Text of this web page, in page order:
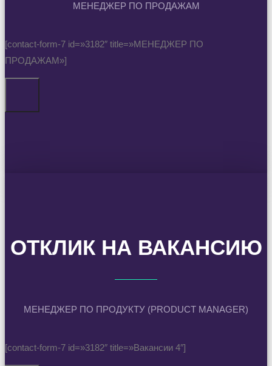
МЕНЕДЖЕР ПО ПРОДАЖАМ
[contact-form-7 id=»3182″ title=»МЕНЕДЖЕР ПО
ПРОДАЖАМ»]
ОТКЛИК НА ВАКАНСИЮ
МЕНЕДЖЕР ПО ПРОДУКТУ (PRODUCT MANAGER)
[contact-form-7 id=»3182″ title=»Вакансии 4″]